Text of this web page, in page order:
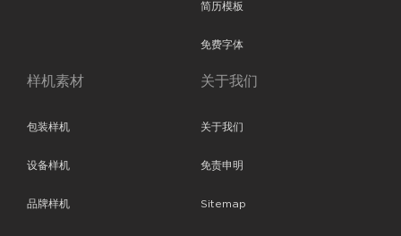
简历模板
免费字体
样机素材
包装样机
设备样机
品牌样机
关于我们
关于我们
免责申明
Sitemap